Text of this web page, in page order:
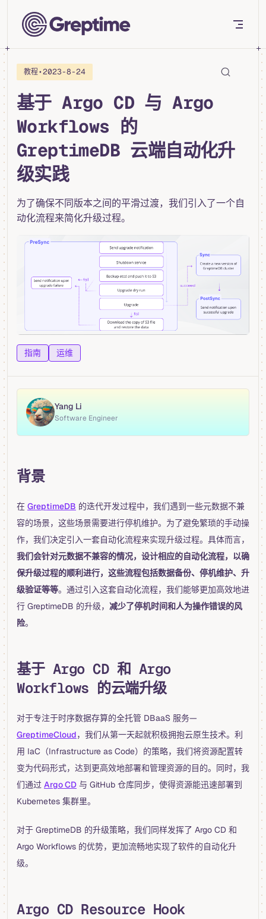
Skip to content
教程•2023-8-24
基于 Argo CD 与 Argo
Workflows 的
GreptimeDB 云端自动化升
级实践
为了确保不同版本之间的平滑过渡，我们引入了一个自
动化流程来简化升级过程。
指南 运维
Yang Li
Software Engineer
背景
在 GreptimeDB 的迭代开发过程中，我们遇到一些元数据不兼
容的场景，这些场景需要进行停机维护。为了避免繁琐的手动操
作，我们决定引入一套自动化流程来实现升级过程。具体而言，
我们会针对元数据不兼容的情况，设计相应的自动化流程，以确
保升级过程的顺利进行，这些流程包括数据备份、停机维护、升
级验证等等。通过引入这套自动化流程，我们能够更加高效地进
行 GreptimeDB 的升级， 减少了停机时间和人为操作错误的风
险。
基于 Argo CD 和 Argo
Workflows 的云端升级
对于专注于时序数据存算的全托管 DBaaS 服务—
GreptimeCloud，我们从第一天起就积极拥抱云原生技术。利
用 IaC（Infrastructure as Code）的策略，我们将资源配置转
变为代码形式，达到更高效地部署和管理资源的目的。同时，我
们通过 Argo CD 与 GitHub 仓库同步，使得资源能迅速部署到
Kubernetes 集群里。
对于 GreptimeDB 的升级策略，我们同样发挥了 Argo CD 和
Argo Workflows 的优势，更加流畅地实现了软件的自动化升
级。
Argo CD Resource Hook